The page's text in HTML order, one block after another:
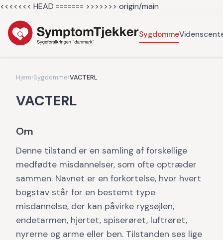
<<<<<<< HEAD ======= >>>>>>> origin/main
Sygdomme
Hjem›Sygdomme›VACTERL
VACTERL
Om
Denne tilstand er en samling af forskellige
medfødte misdannelser, som ofte optræder
sammen. Navnet er en forkortelse, hvor hvert
bogstav står for en bestemt type
misdannelse, der kan påvirke rygsøjlen,
endetarmen, hjertet, spiserøret, luftrøret,
nyrerne og arme eller ben. Tilstanden ses lige